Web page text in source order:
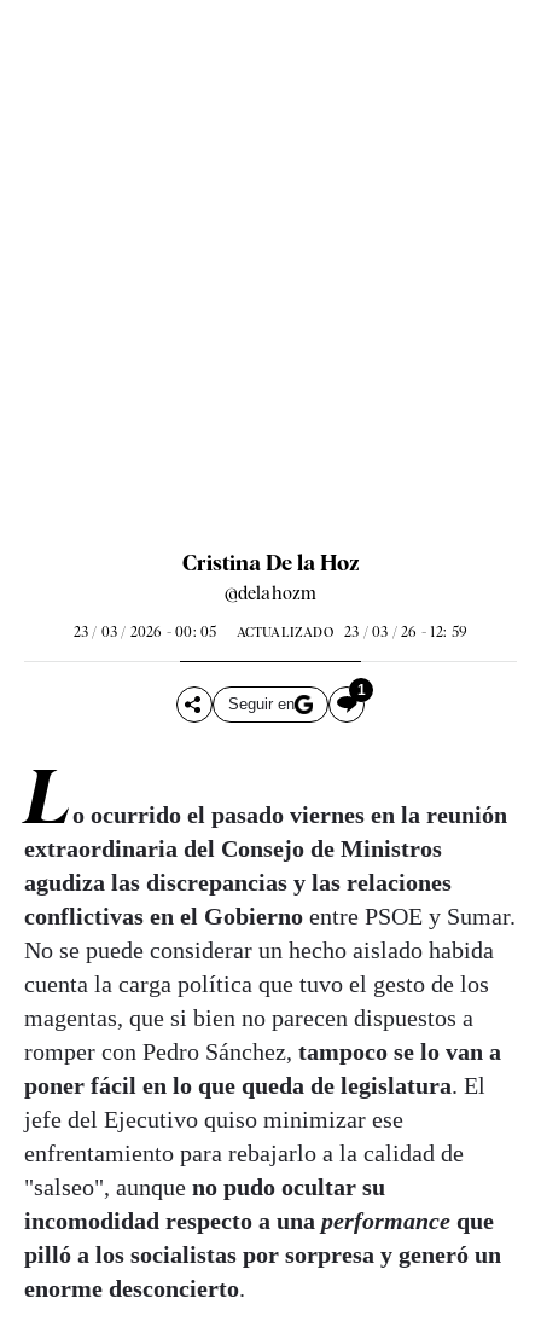
Cristina De la Hoz
@delahozm
23 / 03 / 2026 - 00: 05 ACTUALIZADO 23 / 03 / 26 - 12: 59
Seguir en
1
Lo ocurrido el pasado viernes en la reunión
extraordinaria del Consejo de Ministros
agudiza las discrepancias y las relaciones
conflictivas en el Gobierno entre PSOE y Sumar.
No se puede considerar un hecho aislado habida
cuenta la carga política que tuvo el gesto de los
magentas, que si bien no parecen dispuestos a
romper con Pedro Sánchez, tampoco se lo van a
poner fácil en lo que queda de legislatura. El
jefe del Ejecutivo quiso minimizar ese
enfrentamiento para rebajarlo a la calidad de
"salseo", aunque no pudo ocultar su
incomodidad respecto a una performance que
pilló a los socialistas por sorpresa y generó un
enorme desconcierto.